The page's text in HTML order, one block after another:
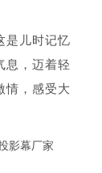
是儿时记忆
息，迈着轻
情，感受大